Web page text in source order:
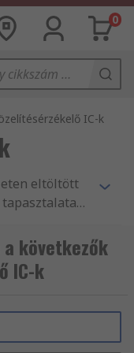
0
IC-k
eltöltött
történő
vásárlói
következők
IC-k